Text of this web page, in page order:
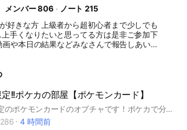
メンバー 806
ノート 215
好きな方 上級者から超初心者まで少しでも
手くなりたいと思ってる方は是非ご参加下
や本日の結果などみなさんで報告しあいま
した #クレーンゲーム #クレゲ #UFOキャッ
!!ポケカの部屋【ポケモンカード】
中高生限定のポケモンカードのオプチャです！ポケカで分からない事やデッキ構築の相談なんかもしてくれて構いません！ 初心者も上級者も大歓迎！ 中高生以外の方は御遠慮ください 参加したら必ず大事なノートをご覧下さい 荒らしお断り 注意事項 下ネタ❌喧嘩❌即抜け❌ タメ口⭕️ #ポケモン #ポケットモンスター #ポケモンカード #ポケカ #ポケモンカードゲーム #中学生 #中高生限定 #高校生 #中学生限定 #高校生限定
4 時間前